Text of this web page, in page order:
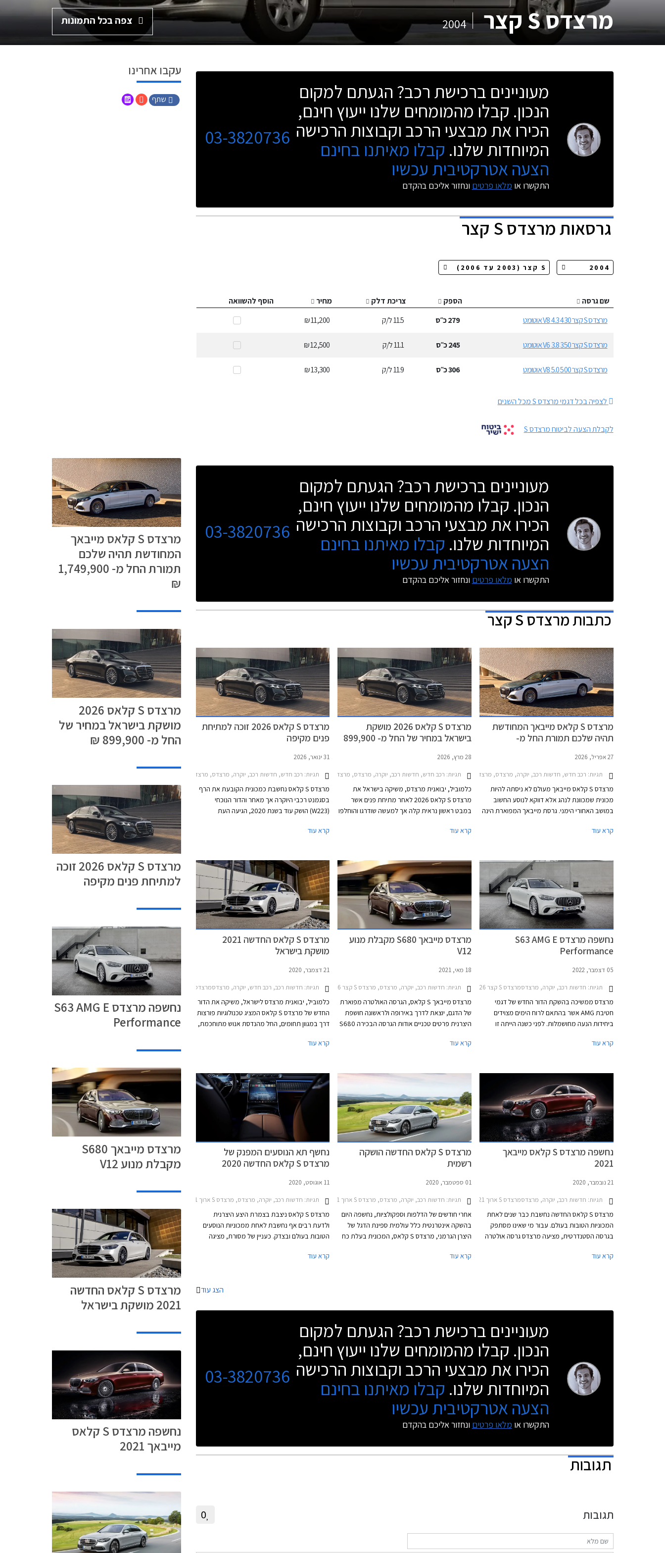
מרצדס S קצר 2004 צפה בכל התמונות
מעוניינים ברכישת רכב? הגעתם למקום
הנכון. קבלו מהמומחים שלנו ייעוץ חינם,
הכירו את מבצעי הרכב וקבוצות הרכישה
המיוחדות שלנו. קבלו מאיתנו בחינם
הצעה אטרקטיבית עכשיו
התקשרו או מלאו פרטים ונחזור אליכם בהקדם
03-3820736
גרסאותמרצדס S קצר
שם גרסה הספק צריכת דלק מחיר
הוסף להשוואה
מרצדס S קצר 430 4.3 V8 אוטומט
279כ״ס 11.5ל/ק 11,200 ₪
מרצדס S קצר 350 3.8 V6 אוטומט 245כ״ס 11.1ל/ק 12,500 ₪
מרצדס S קצר 500 5.0 V8 אוטומט 306כ״ס 11.9ל/ק 13,300 ₪
לצפיה בכל דגמי מרצדס S מכל השנים
לקבלת הצעה לביטוח מרצדס S
עקבו אחרינו
שתף
מעוניינים ברכישת רכב? הגעתם למקום
הנכון. קבלו מהמומחים שלנו ייעוץ חינם,
הכירו את מבצעי הרכב וקבוצות הרכישה
המיוחדות שלנו. קבלו מאיתנו בחינם
הצעה אטרקטיבית עכשיו
התקשרו או מלאו פרטים ונחזור אליכם בהקדם
03-3820736
כתבותמרצדס S קצר
מרצדס S קלאס מייבאך המחודשת
תהיה שלכם תמורת החל מ-
27 אפריל, 2026
תגיות: רכב חדש, חדשות רכב, יוקרה, מרצדס, מרצדס S ארוך 2026-2026מחירון רכב
מרצדס S קלאס מייבאך מעולם לא ניסתה להיות
מכונית שמכוונת לנהג אלא דווקא לנוסע החשוב
במושב האחורי הימני. גרסת מייבאך המפוארת הינה
אולטרה פרימיום כגון בנטלי פליינג ספור ורולס רויס
ומבטיחה ניתוק מוחלט מהפקקים שבחוץ. במקביל
לתוספת אבזור נוחות וממשקים חדשים, המכונית
מציינת פרידה די כואבת ממנוע ה- V12 המיתולוגי
בגרסה הבכירה לטובת מנוע V8 - אילוץ של תקנות
זיהום האוויר. הדגם ישווק בשתי גרסאות במחיר
התחלתי של 1,749,900 ₪.
קרא עוד
מרצדס S קלאס 2026 מושקת
בישראל במחיר של החל מ- 899,900
28 מרץ, 2026
תגיות: רכב חדש, חדשות רכב, יוקרה, מרצדס, מרצדס S ארוך 2026-2026מחירון רכב
כלמוביל, יבואנית מרצדס, משיקה בישראל את
מרצדס S קלאס 2026 לאחר מתיחת פנים אשר
במבט ראשון נראית קלה אך למעשה שודרגו והוחלפו
הגרמני תוכל להמשיך להוות את אמת המידה
₪, הכולל הרחבת אחריות לשנה רביעית וחבילת 3
טיפולים תקופתיים.
קרא עוד
מרצדס S קלאס 2026 זוכה למתיחת
פנים מקיפה
31 ינואר, 2026
תגיות: רכב חדש, חדשות רכב, יוקרה, מרצדס, מרצדס S קצר 2021-2026מרצדס S ארוך 2026-2026
מרצדס S קלאס נחשבת כמכונית הקובעת את הרף
בסגמנט רכבי היוקרה אך מאחר והדור הנוכחי
(W223) הושק עוד בשנת 2020, הגיעה העת
בעדכונים קומסטיים המיישרים קו עם הדגמים
קרא עוד
נחשפה מרצדס S63 AMG E
Performance
05 דצמבר, 2022
תגיות: חדשות רכב, יוקרה, מרצדסמרצדס S קצר 2021-2026
מרצדס ממשיכה בהשקת הדור החדש של דגמי
חטיבת AMG אשר בהתאם לרוח הימים מצוידים
ביחידות הנעה מחושמלות. לפני כשנה הייתה זו
קרא עוד
מרצדס מייבאך S680 מקבלת מנוע
V12
18 מאי, 2021
תגיות: חדשות רכב, יוקרה, מרצדס, מרצדס S קצר 2021-2026, מרצדס S קלאס מייבאךS680
מרצדס מייבאך S קלאס, הגרסה האולטרה מפוארת
של הדגם, יוצאת לדרך באירופה ולראשונה חושפת
היצרנית פרטים טכניים אודות הגרסה הבכירה S680
0-100 קמ"ש תוך 4.5 שניות ומהירות מרבית של
ק"מ לליטר.
קרא עוד
מרצדס S קלאס החדשה 2021
מושקת בישראל
21 דצמבר, 2020
תגיות: חדשות רכב, רכב חדש, יוקרה, מרצדסמרצדס S ארוך 2018-2021
כלמוביל, יבואנית מרצדס לישראל, משיקה את הדור
החדש של מרצדס S קלאס המציג טכנולוגיות פורצות
דרך במגוון תחומים, החל מהנדסת אנוש מתוחכמת,
מערכות נוחות המעניקות חווית נסיעה עילאית.
קרא עוד
נחשפה מרצדס S קלאס מייבאך
2021
21 נובמבר, 2020
תגיות: חדשות רכב, יוקרה, מרצדסמרצדס S ארוך 2018-2021
מרצדס S קלאס החדשה נחשבת כבר שנים לאחת
המכוניות הטובות בעולם. עבור מי שאינו מסתפק
בגרסה הסטנדרטית, מציעה מרצדס גרסה אולטרה
זו מיועדת למי שמעדיף להעסיק נהג ולבלות את
קרא עוד
מרצדס S קלאס החדשה הושקה
רשמית
01 ספטמבר, 2020
תגיות: חדשות רכב, יוקרה, מרצדס, מרצדס S ארוך 2018-2021מרצדס S הייבריד קצר 2013-2017
אחרי חודשים של הדלפות וספקולציות, נחשפה היום
בהשקה אינטרנטית כלל עולמית ספינת הדגל של
היצרן הגרמני, מרצדס S קלאס, המכונית בעלת כח
קרא עוד
נחשף תא הנוסעים המפנק של
מרצדס S קלאס החדשה 2020
11 אוגוסט, 2020
תגיות: חדשות רכב, יוקרה, מרצדס, מרצדס S ארוך 2018-2021, מרצדס S הייבריד ארוך 2013-2017מרצדס S הייבריד קצר 2013-2017
מרצדס S קלאס ניצבת בצמרת היצע היצרנית
ולדעת רבים אף נחשבת לאחת ממכוניות הנוסעים
הטובות בעולם ובצדק. כעניין של מסורת, מציגה
אשר ברבות השנים זולגות אל רכבים עממיים יותר.
קרא עוד
הצג עוד
מעוניינים ברכישת רכב? הגעתם למקום
הנכון. קבלו מהמומחים שלנו ייעוץ חינם,
הכירו את מבצעי הרכב וקבוצות הרכישה
המיוחדות שלנו. קבלו מאיתנו בחינם
הצעה אטרקטיבית עכשיו
התקשרו או מלאו פרטים ונחזור אליכם בהקדם
03-3820736
תגובות
תגובות 0
מרצדס S קלאס מייבאך
המחודשת תהיה שלכם
תמורת החל מ- 1,749,900
₪
מרצדס S קלאס 2026
מושקת בישראל במחיר של
החל מ- 899,900 ₪
מרצדס S קלאס 2026 זוכה
למתיחת פנים מקיפה
נחשפה מרצדס S63 AMG E
Performance
מרצדס מייבאך S680
מקבלת מנוע V12
מרצדס S קלאס החדשה
2021 מושקת בישראל
נחשפה מרצדס S קלאס
מייבאך 2021